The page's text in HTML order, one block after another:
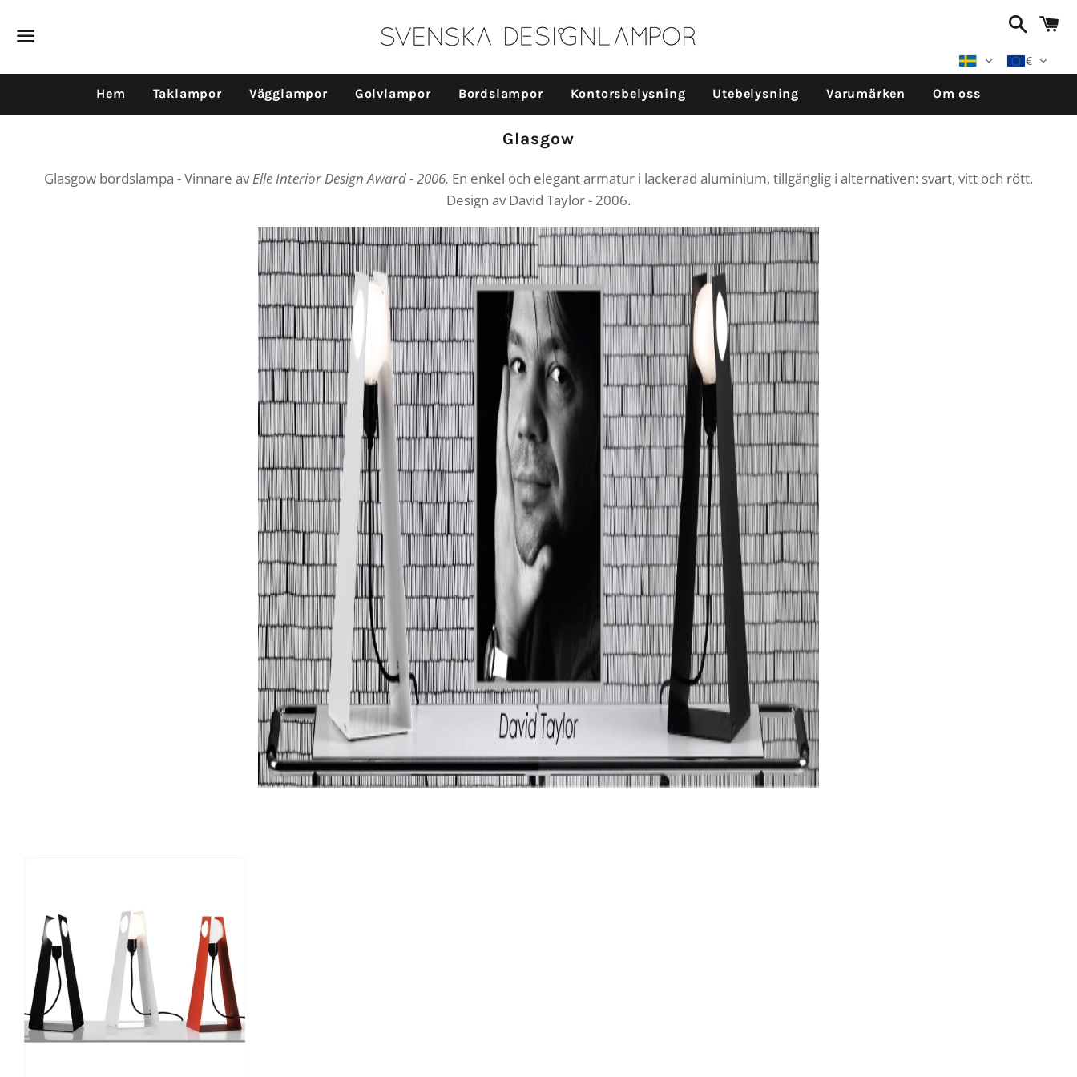
€
Hem Taklampor Vägglampor Golvlampor Bordslampor Kontorsbelysning Utebelysning Varumärken Om oss
Produktserie:
Glasgow
Glasgow bordslampa - Vinnare avElle Interior Design Award - 2006. En enkel och elegant armatur i lackerad aluminium, tillgänglig i alternativen: svart, vitt och rött.
Design av David Taylor - 2006.
Ordinarie
pris